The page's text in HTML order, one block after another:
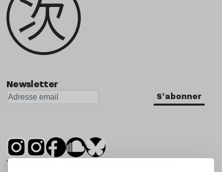
Newsletter
S'abonner
Tsugi est un mensuel indépendant sur la